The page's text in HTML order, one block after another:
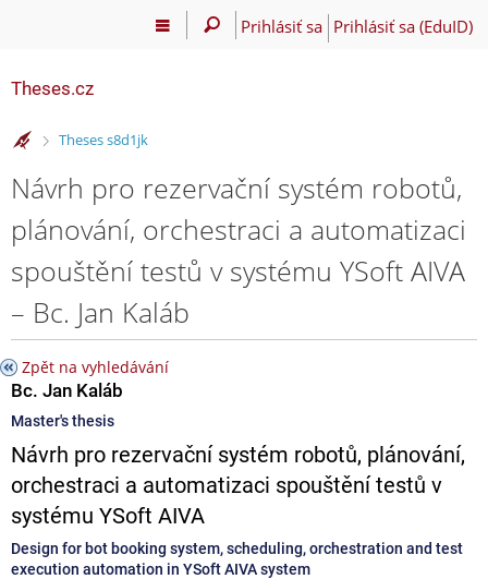
Prihlásiť sa Prihlásiť sa (EduID)
Theses.cz
>
Theses s8d1jk
Návrh pro rezervační systém robotů,
plánování, orchestraci a automatizaci
spouštění testů v systému YSoft AIVA
– Bc. Jan Kaláb
Zpět na vyhledávání
Bc. Jan Kaláb
Master's thesis
Návrh pro rezervační systém robotů, plánování,
orchestraci a automatizaci spouštění testů v
systému YSoft AIVA
Design for bot booking system, scheduling, orchestration and test
execution automation in YSoft AIVA system